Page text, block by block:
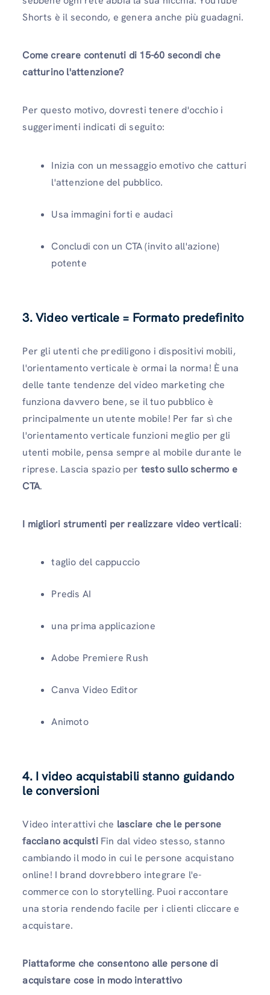
Shorts è il secondo, e genera anche più guadagni.
Come creare contenuti di 15-60 secondi che
catturino l'attenzione?
Per questo motivo, dovresti tenere d'occhio i
suggerimenti indicati di seguito:
Inizia con un messaggio emotivo che catturi
l'attenzione del pubblico.
Usa immagini forti e audaci
Concludi con un CTA (invito all'azione)
potente
3. Video verticale = Formato predefinito
Per gli utenti che prediligono i dispositivi mobili,
l'orientamento verticale è ormai la norma! È una
delle tante tendenze del video marketing che
funziona davvero bene, se il tuo pubblico è
principalmente un utente mobile! Per far sì che
l'orientamento verticale funzioni meglio per gli
utenti mobile, pensa sempre al mobile durante le
riprese. Lascia spazio per testo sullo schermo e
CTA.
I migliori strumenti per realizzare video verticali:
taglio del cappuccio
Predis AI
una prima applicazione
Adobe Premiere Rush
Canva Video Editor
Animoto
4. I video acquistabili stanno guidando
le conversioni
Video interattivi che lasciare che le persone
facciano acquistiFin dal video stesso, stanno
cambiando il modo in cui le persone acquistano
online! I brand dovrebbero integrare l'e-
commerce con lo storytelling. Puoi raccontare
una storia rendendo facile per i clienti cliccare e
acquistare.
Piattaforme che consentono alle persone di
acquistare cose in modo interattivo